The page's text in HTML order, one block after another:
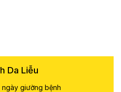
Da Liễu
ngày giường bệnh